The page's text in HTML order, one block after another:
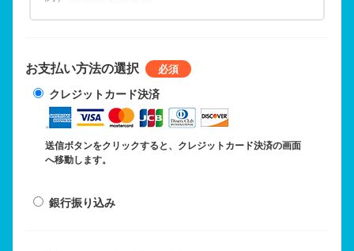
お支払い方法の選択
クレジットカード決済
送信ボタンをクリックすると、クレジットカード決済の画面
へ移動します。
銀行振り込み